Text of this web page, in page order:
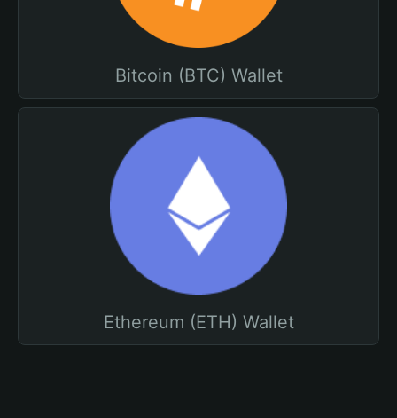
Bitcoin (BTC) Wallet
Ethereum (ETH) Wallet